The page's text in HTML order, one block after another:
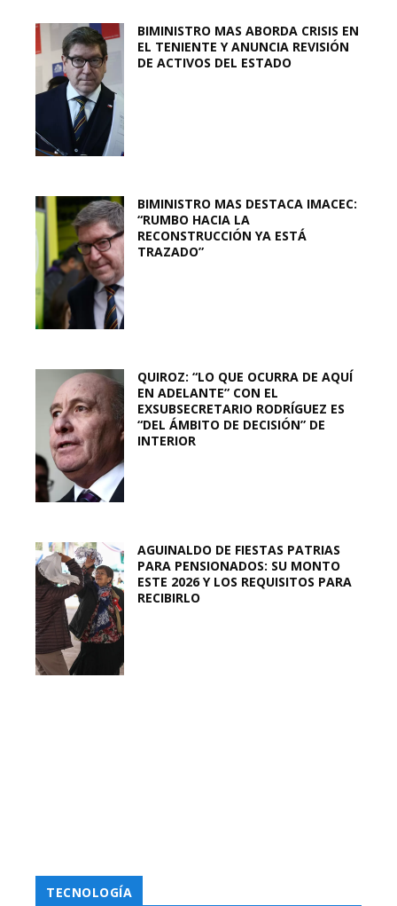
BIMINISTRO MAS ABORDA CRISIS EN
EL TENIENTE Y ANUNCIA REVISIÓN
DE ACTIVOS DEL ESTADO
BIMINISTRO MAS DESTACA IMACEC:
“RUMBO HACIA LA
RECONSTRUCCIÓN YA ESTÁ
TRAZADO”
QUIROZ: “LO QUE OCURRA DE AQUÍ
EN ADELANTE” CON EL
EXSUBSECRETARIO RODRÍGUEZ ES
“DEL ÁMBITO DE DECISIÓN” DE
INTERIOR
AGUINALDO DE FIESTAS PATRIAS
PARA PENSIONADOS: SU MONTO
ESTE 2026 Y LOS REQUISITOS PARA
RECIBIRLO
TECNOLOGÍA